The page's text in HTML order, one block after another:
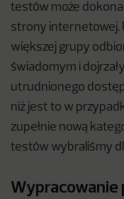
testów może
strony internetowej.
większej grupy
świadomym i
utrudnionego
niż jest to w
zupełnie nową
testów wybraliśmy